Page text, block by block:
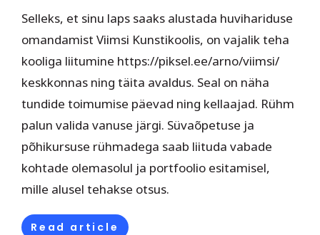
Selleks, et sinu laps saaks alustada huvihariduse
omandamist Viimsi Kunstikoolis, on vajalik teha
kooliga liitumine https://piksel.ee/arno/viimsi/
keskkonnas ning täita avaldus. Seal on näha
tundide toimumise päevad ning kellaajad. Rühm
palun valida vanuse järgi. Süvaõpetuse ja
põhikursuse rühmadega saab liituda vabade
kohtade olemasolul ja portfoolio esitamisel,
mille alusel tehakse otsus.
Read article